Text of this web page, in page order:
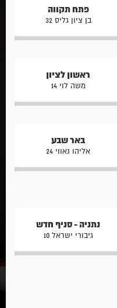
פתח תקווה
בן ציון גליס 32
ראשון לציון
משה לוי 14
באר שבע
אליהו נאווי 24
נתניה - סניף חדש
גיבורי ישראל 10